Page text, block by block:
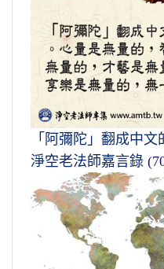
「阿彌陀」翻成中文
淨空老法師嘉言錄